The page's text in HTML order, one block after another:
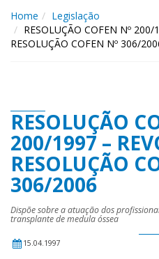
Home
Legislação
RESOLUÇÃO COFEN Nº
RESOLUÇÃO COFEN Nº 306/
RESOLUÇÃO
200/1997 –
RESOLUÇÃO
306/2006
Dispõe sobre a atuação dos
transplante de medula óssea
15.04.1997